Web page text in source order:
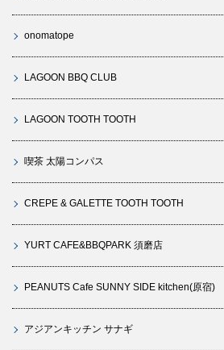
onomatope
LAGOON BBQ CLUB
LAGOON TOOTH TOOTH
喫茶 太陽コンパス
CREPE & GALETTE TOOTH TOOTH
YURT CAFE&BBQPARK 須磨店
PEANUTS Cafe SUNNY SIDE kitchen(原宿)
アジアンキッチン サナギ